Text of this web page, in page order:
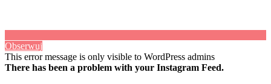
Obserwuj
This error message is only visible to WordPress admins
There has been a problem with your Instagram Feed.